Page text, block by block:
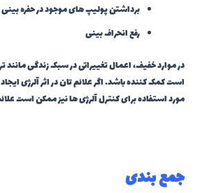
برداشتن پولیپ های موجود در حفره
رفع انحراف بینی
در موارد خفیف، اعمال تغییراتی در سبک زندگی
است کمک کننده باشد. اگر علائم تان در اثر آلرژی
مورد استفاده برای کنترل آلرژی ها نیز ممکن است
جمع بندی